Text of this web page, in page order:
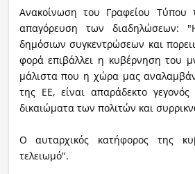
Ανακοίνωση του Γραφείου Τύπου
απαγόρευση των διαδηλώσεων:
δημόσιων συγκεντρώσεων και
φορά επιβάλλει η κυβέρνηση του
μάλιστα που η χώρα μας
της ΕΕ, είναι απαράδεκτο
δικαιώματα των πολιτών και
Ο αυταρχικός κατήφορος της
τελειωμό".